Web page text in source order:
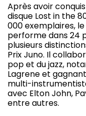
Après avoir
disque Lost in the
000 exemplaires,
performe dans 24
plusieurs
Prix Juno. Il
pop et du jazz,
Lagrene et
multi-
avec Elton John,
entre autres.